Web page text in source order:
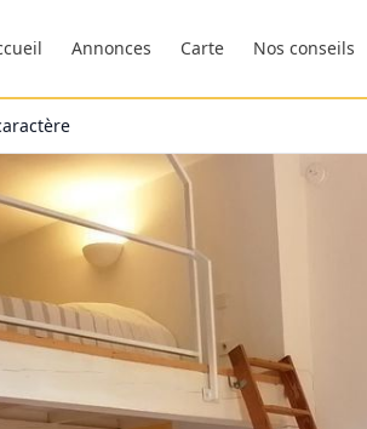
Annonces Carte Nos conseils